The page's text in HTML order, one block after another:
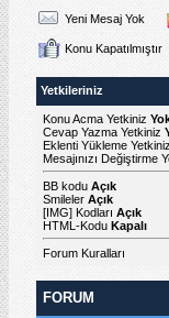
Yeni Mesaj Yok
Konu Kapatılmıştır
Yetkileriniz
Konu Acma Yetkiniz
Cevap Yazma Yetkiniz
Eklenti Yükleme Yetkiniz
Mesajınızı Değiştirme
BB kodu Açık
Smileler Açık
[IMG] Kodları Açık
HTML-Kodu Kapalı
Forum Kuralları
FORUM